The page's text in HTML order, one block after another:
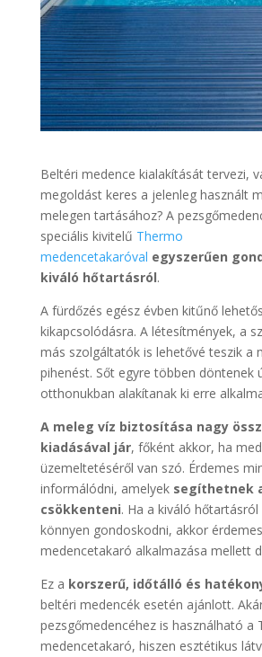
Beltéri medence kialakítását tervezi,
megoldást keres a jelenleg használt
melegen tartásához? A
speciális kivitelű Thermo
medencetakaróval egyszerűen
kiváló hőtartásról.
A fürdőzés egész évben kitűnő
kikapcsolódásra. A létesítmények, a
más szolgáltatók is lehetővé teszik a
pihenést. Sőt egyre többen döntenek
otthonukban alakítanak ki erre
A meleg víz biztosítása nagy
kiadásával jár, főként akkor, ha
üzemeltetéséről van szó. Érdemes
informálódni, amelyek segíthetnek
csökkenteni. Ha a kiváló hőtartásról
könnyen gondoskodni, akkor
medencetakaró alkalmazása mellett
Ez a korszerű, időtálló és
beltéri medencék esetén ajánlott.
pezsgőmedencéhez is használható a
medencetakaró, hiszen esztétikus